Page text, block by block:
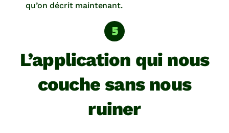
qu’on décrit maintenant.
L’application qui nous
couche sans nous
ruiner